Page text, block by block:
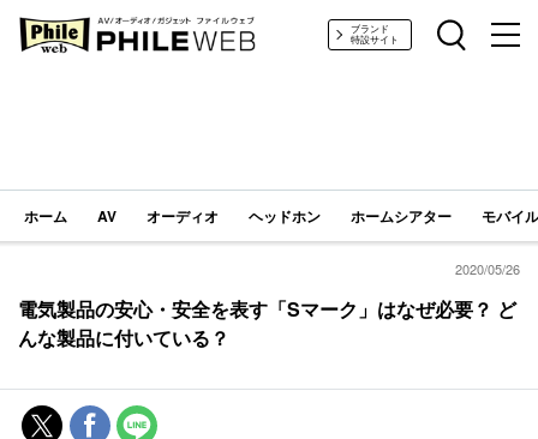
PHILE WEB｜AV/オーディオ/ガジェットブランド
特設サイト
ホーム AV オーディオ ヘッドホン ホームシアター モバイ
2020/05/26
電気製品の安心・安全を表す「Sマーク」はなぜ必要？ ど
んな製品に付いている？